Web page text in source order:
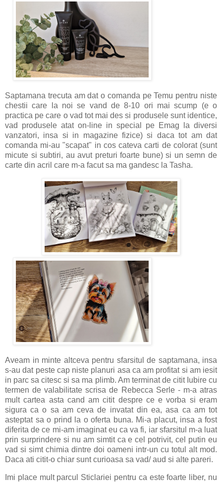
Saptamana trecuta am dat o comanda pe Temu pentru niste
chestii care la noi se vand de 8-10 ori mai scump (e o
practica pe care o vad tot mai des si produsele sunt identice,
vad produsele atat on-line in special pe Emag la diversi
vanzatori, insa si in magazine fizice) si daca tot am dat
comanda mi-au "scapat" in cos cateva carti de colorat (sunt
micute si subtiri, au avut preturi foarte bune) si un semn de
carte din acril care m-a facut sa ma gandesc la Tasha.
Aveam in minte altceva pentru sfarsitul de saptamana, insa
s-au dat peste cap niste planuri asa ca am profitat si am iesit
in parc sa citesc si sa ma plimb. Am terminat de citit Iubire cu
termen de valabilitate scrisa de Rebecca Serle - m-a atras
mult cartea asta cand am citit despre ce e vorba si eram
sigura ca o sa am ceva de invatat din ea, asa ca am tot
asteptat sa o prind la o oferta buna. Mi-a placut, insa a fost
diferita de ce mi-am imaginat eu ca va fi, iar sfarsitul m-a luat
prin surprindere si nu am simtit ca e cel potrivit, cel putin eu
vad si simt chimia dintre doi oameni intr-un cu totul alt mod.
Daca ati citit-o chiar sunt curioasa sa vad/ aud si alte pareri.
Imi place mult parcul Sticlariei pentru ca este foarte liber, nu